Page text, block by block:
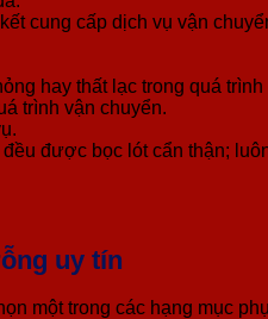
cung cấp dịch vụ vận
hay thất lạc trong quá trình
trình vận chuyển.
được bọc lót cẩn thận;
uy tín
một trong các hạng mục